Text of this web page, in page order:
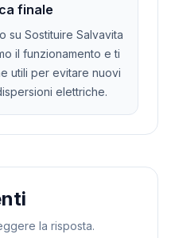
finale
su Sostituire Salvavita
il funzionamento e ti
utili per evitare nuovi
elettriche.
la risposta.